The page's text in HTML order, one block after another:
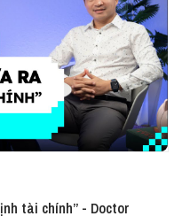
tài chính” - Doctor